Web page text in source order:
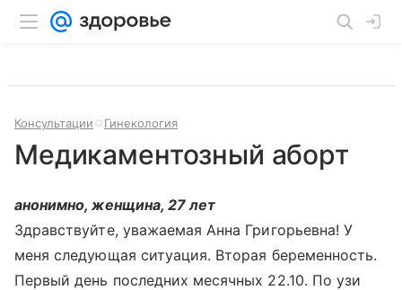
Консультации Гинекология
Медикаментозный аборт
анонимно, женщина, 27 лет
Здравствуйте, уважаемая Анна Григорьевна! У
меня следующая ситуация. Вторая беременность.
Первый день последних месячных 22.10. По узи